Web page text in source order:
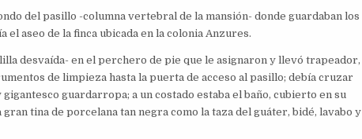
del pasillo -columna vertebral de la mansión- donde guardaban los
aseo de la finca ubicada en la colonia Anzures.
desvaída- en el perchero de pie que le asignaron y llevó trapeador,
de limpieza hasta la puerta de acceso al pasillo; debía cruzar
guardarropa; a un costado estaba el baño, cubierto en su
tina de porcelana tan negra como la taza del guáter, bidé, lavabo y